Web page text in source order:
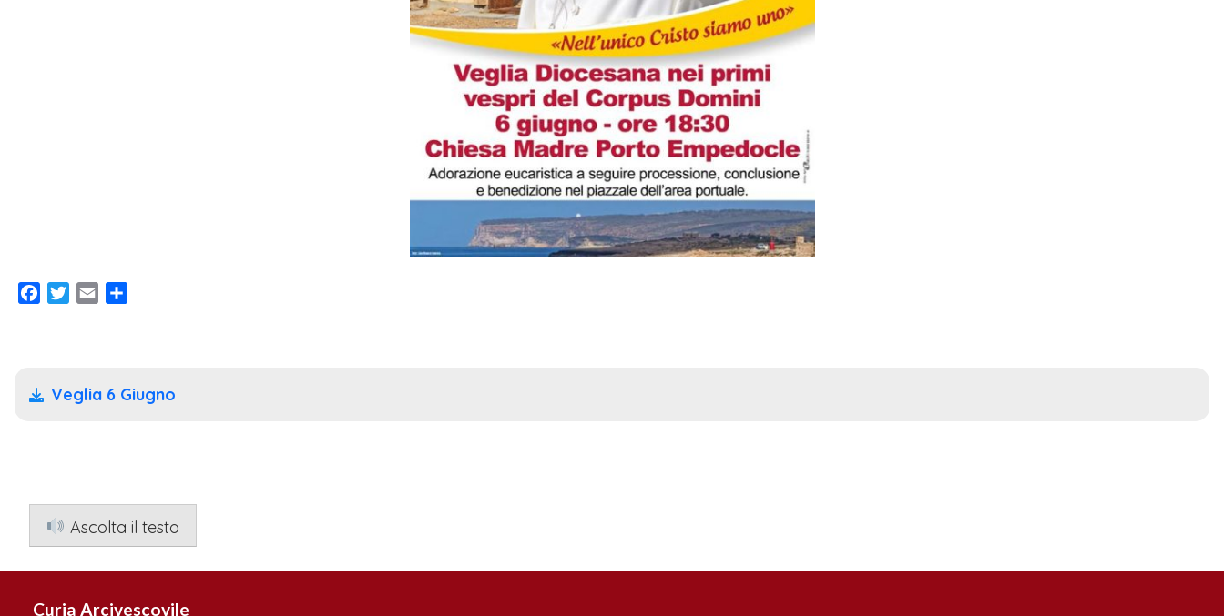
Facebook
TwitterEmail
Veglia 6 Giugno
Ascolta il testo
Curia Arcivescovile